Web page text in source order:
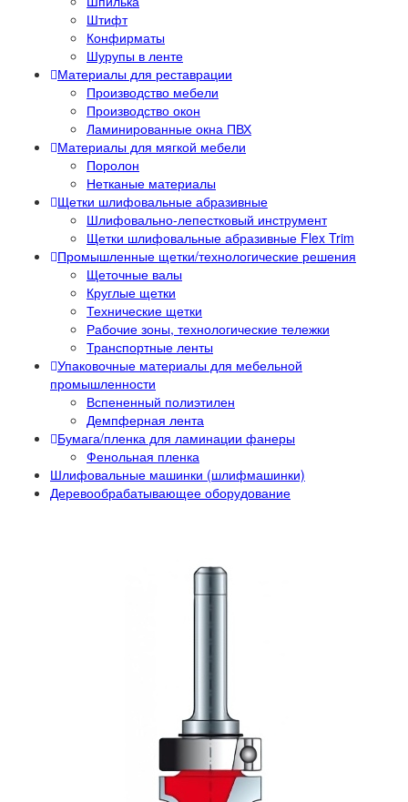
Штифт
Конфирматы
Шурупы в ленте
Материалы для реставрации
Производство мебели
Производство окон
Ламинированные окна ПВХ
Материалы для мягкой мебели
Поролон
Нетканые материалы
Щетки шлифовальные абразивные
Шлифовально-лепестковый инструмент
Щетки шлифовальные абразивные Flex Trim
Промышленные щетки/технологические решения
Щеточные валы
Круглые щетки
Технические щетки
Рабочие зоны, технологические тележки
Транспортные ленты
Упаковочные материалы для мебельной
промышленности
Вспененный полиэтилен
Демпферная лента
Бумага/пленка для ламинации фанеры
Фенольная пленка
Шлифовальные машинки (шлифмашинки)
Деревообрабатывающее оборудование